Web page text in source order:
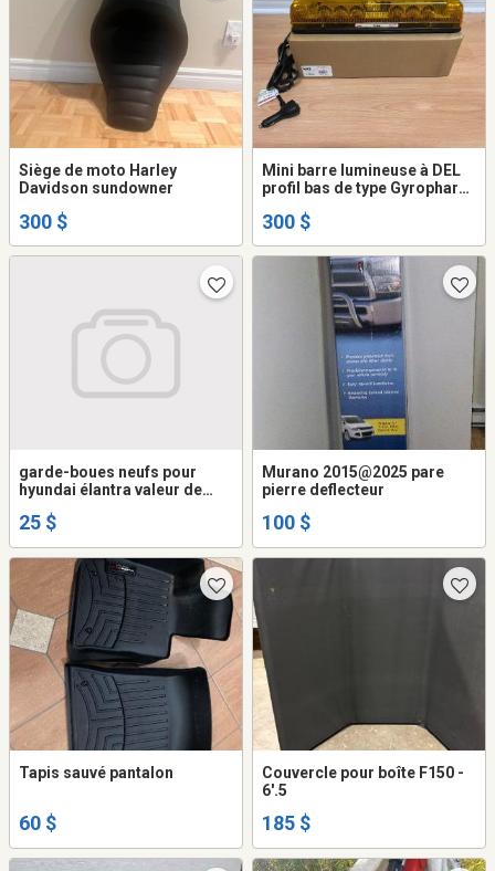
Siège de moto Harley
Davidson sundowner
300 $
Mini barre lumineuse à DEL
profil bas de type Gyrophare,
300 $
garde-boues neufs pour
hyundai élantra valeur de
25 $
Murano 2015@2025 pare
pierre deflecteur
100 $
Tapis sauvé pantalon
60 $
Couvercle pour boîte F150 -
6'.5
185 $